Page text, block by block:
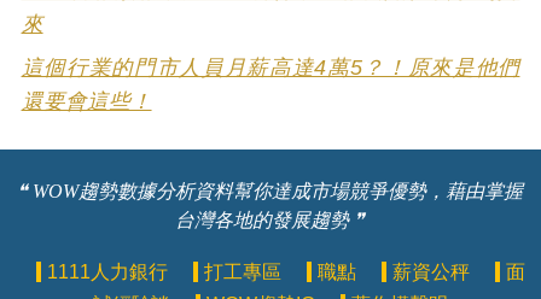
來
這個行業的門市人員月薪高達4萬5？！原來是他們
還要會這些！
❝ WOW趨勢數據分析資料幫你達成市場競爭優勢，藉由掌握
台灣各地的發展趨勢 ❞
1111人力銀行 打工專區 職點 薪資公秤
面